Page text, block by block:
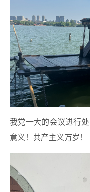
我党一大的会议进行
意义！共产主义万岁！